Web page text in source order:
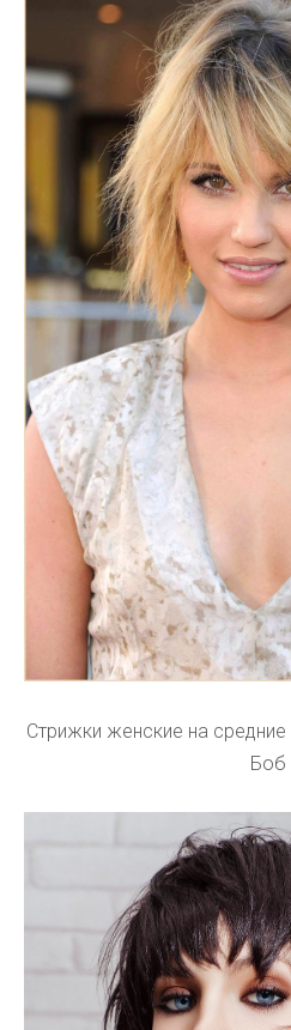
Стрижки женские на
Боб